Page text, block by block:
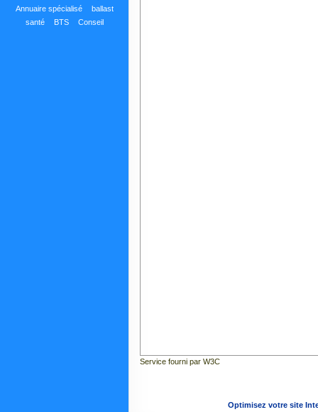
Annuaire spécialisé
ballast
santé
BTS Conseil
Service fourni par W3C
Optimisez votre site